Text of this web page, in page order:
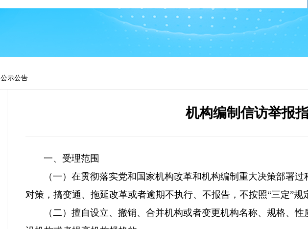
公示公告
机构编制信访举报
一、受理范围
（一）在贯彻落实党和国家机构改革和机构编制重大决策部署
对策，搞变通、拖延改革或者逾期不执行、不报告，不按照“三定”规
（二）擅自设立、撤销、合并机构或者变更机构名称、规格、